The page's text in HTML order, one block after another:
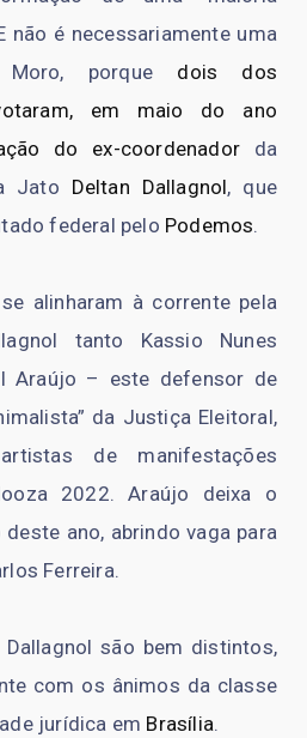
não é necessariamente uma
porque dois dos
em maio do ano
do ex-coordenador da
Jato Deltan Dallagnol, que
federal pelo Podemos.
alinharam à corrente pela
tanto Kassio Nunes
Araújo – este defensor de
da Justiça Eleitoral,
de manifestações
2022. Araújo deixa o
ano, abrindo vaga para
Ferreira.
são bem distintos,
com os ânimos da classe
jurídica em Brasília.